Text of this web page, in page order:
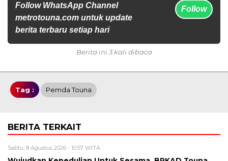
Follow WhatsApp Channel
metrotouna.com untuk update
berita terbaru setiap hari
Follow
Berita ini 3 kali dibaca
Tag : Pemda Touna
BERITA TERKAIT
Sabtu, 8 Agustus 2026 - 10:57 WITA